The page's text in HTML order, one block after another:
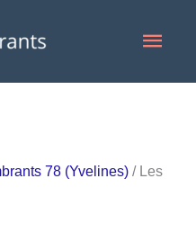
78 (Yvelines) / Les